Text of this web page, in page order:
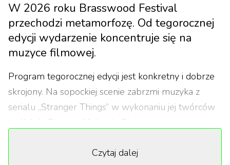
W 2026 roku Brasswood Festival
przechodzi metamorfozę. Od tegorocznej
edycji wydarzenie koncentruje się na
muzyce filmowej.
Program tegorocznej edycji jest konkretny i dobrze
skrojony. Na sopockiej scenie zabrzmi muzyka z
serialu „Stranger Things” w wykonaniu jej twórców
— Kyle'a Dixona i Michaela Steina — oraz
„Rodziny Addamsów” Marca Shaimana. Do tego
Czytaj dalej